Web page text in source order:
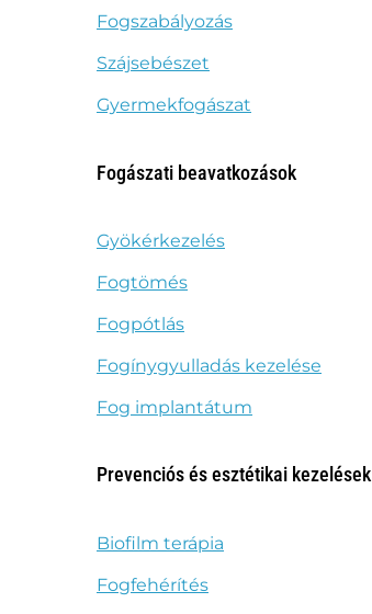
Fogszabályozás
Szájsebészet
Gyermekfogászat
Fogászati beavatkozások
Gyökérkezelés
Fogtömés
Fogpótlás
Fogínygyulladás kezelése
Fog implantátum
Prevenciós és esztétikai kezelések
Biofilm terápia
Fogfehérítés